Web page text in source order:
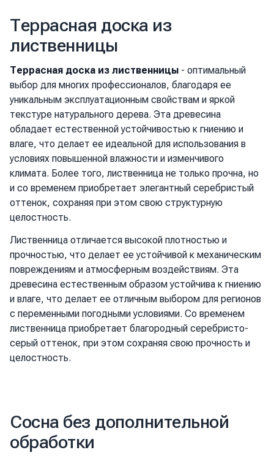
Террасная доска из
лиственницы
Террасная доска из лиственницы - оптимальный
выбор для многих профессионалов, благодаря ее
уникальным эксплуатационным свойствам и яркой
текстуре натурального дерева. Эта древесина
обладает естественной устойчивостью к гниению и
влаге, что делает ее идеальной для использования в
условиях повышенной влажности и изменчивого
климата. Более того, лиственница не только прочна, но
и со временем приобретает элегантный серебристый
оттенок, сохраняя при этом свою структурную
целостность.
Лиственница отличается высокой плотностью и
прочностью, что делает ее устойчивой к механическим
повреждениям и атмосферным воздействиям. Эта
древесина естественным образом устойчива к гниению
и влаге, что делает ее отличным выбором для регионов
с переменными погодными условиями. Со временем
лиственница приобретает благородный серебристо-
серый оттенок, при этом сохраняя свою прочность и
целостность.
Сосна без дополнительной
обработки